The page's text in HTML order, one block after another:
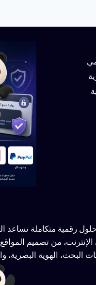
رقمية متكاملة
من تصميم
البحث، الهوية البصرية،